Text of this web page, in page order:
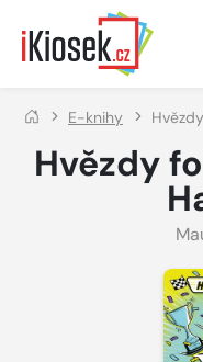
Přejít na hlavní obsah
E-knihy
Hvězdy